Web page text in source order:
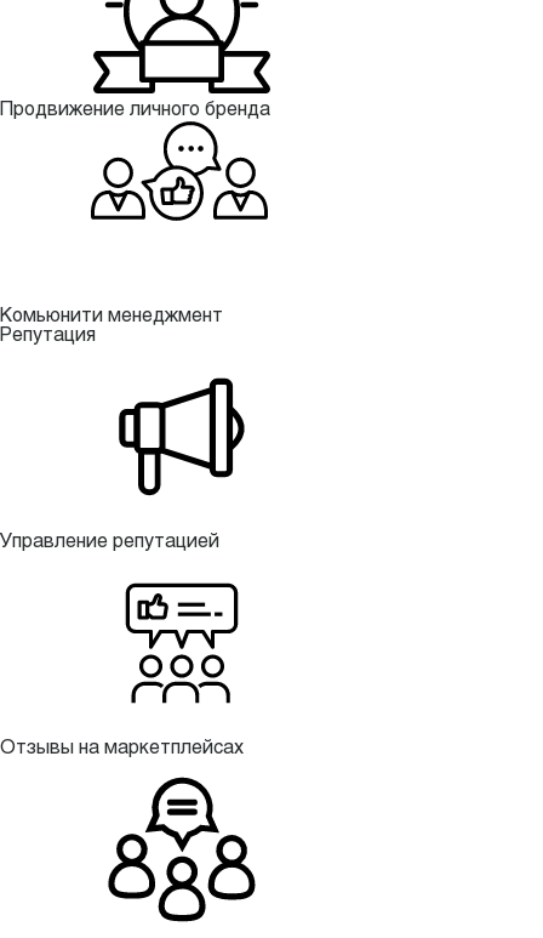
Продвижение личного бренда
Комьюнити менеджмент
Репутация
Управление репутацией
Отзывы на маркетплейсах